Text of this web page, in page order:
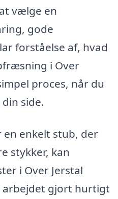
vælge en
gode
forståelse af, hvad
i Over
proces, når du
side.
en enkelt stub, der
stykker, kan
i Over Jerstal
gjort hurtigt